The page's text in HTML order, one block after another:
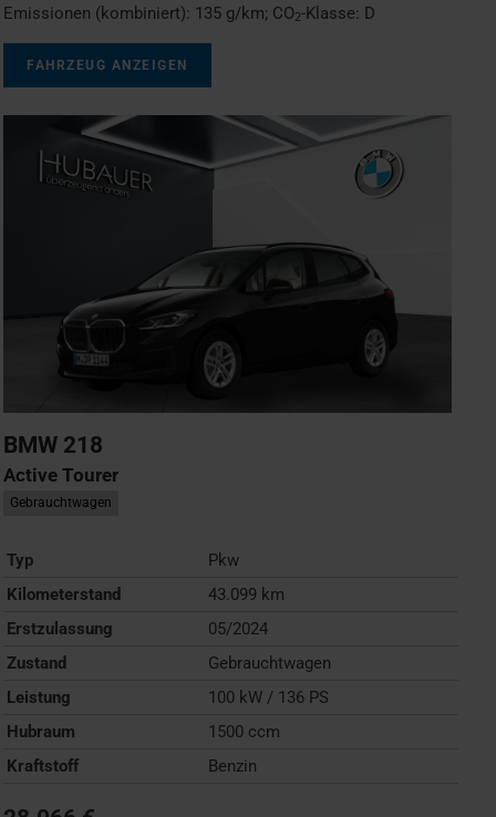
Emissionen (kombiniert): 135 g/km; CO2-Klasse: D
FAHRZEUG ANZEIGEN
BMW 218
Active Tourer
Gebrauchtwagen
Typ
Pkw
Kilometerstand
43.099 km
Erstzulassung
05/2024
Zustand
Gebrauchtwagen
Leistung
100 kW / 136 PS
Hubraum
1500 ccm
Kraftstoff
Benzin